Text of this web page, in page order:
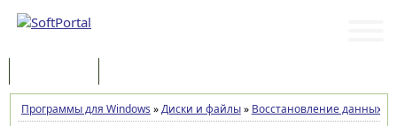
Программы для Windows »Диски и файлы» Восстановление данных